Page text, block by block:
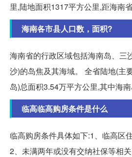
里,陆地面积1317平方公里,距海南
海南各市县人口数，面积?
海南省的行政区域包括海南岛、三
沙)的岛焦及其海域。 全省陆地(主
岛)总面积3.54万平方公里,其中海南
临高临高购房条件是什么
临高购房条件具体如下:1、临高区
2、未满两年或没有交纳社保等相